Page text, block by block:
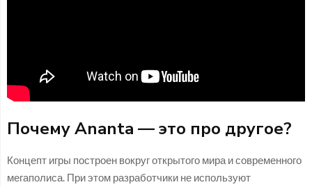
Почему Ananta — это про другое?
Концепт игры построен вокруг открытого мира и современного
мегаполиса. При этом разработчики не используют